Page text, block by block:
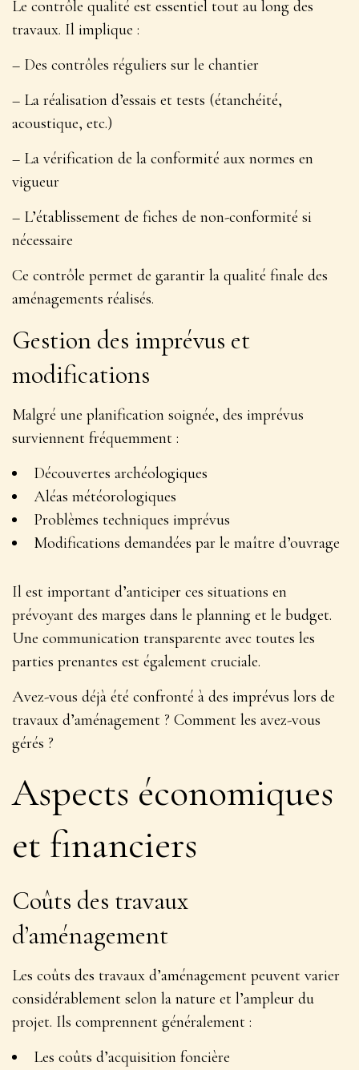
Le contrôle qualité est essentiel tout au long des
travaux. Il implique :
– Des contrôles réguliers sur le chantier
– La réalisation d’essais et tests (étanchéité,
acoustique, etc.)
– La vérification de la conformité aux normes en
vigueur
– L’établissement de fiches de non-conformité si
nécessaire
Ce contrôle permet de garantir la qualité finale des
aménagements réalisés.
Gestion des imprévus et
modifications
Malgré une planification soignée, des imprévus
surviennent fréquemment :
Découvertes archéologiques
Aléas météorologiques
Problèmes techniques imprévus
Modifications demandées par le maître d’ouvrage
Il est important d’anticiper ces situations en
prévoyant des marges dans le planning et le budget.
Une communication transparente avec toutes les
parties prenantes est également cruciale.
Avez-vous déjà été confronté à des imprévus lors de
travaux d’aménagement ? Comment les avez-vous
gérés ?
Aspects économiques
et financiers
Coûts des travaux
d’aménagement
Les coûts des travaux d’aménagement peuvent varier
considérablement selon la nature et l’ampleur du
projet. Ils comprennent généralement :
Les coûts d’acquisition foncière